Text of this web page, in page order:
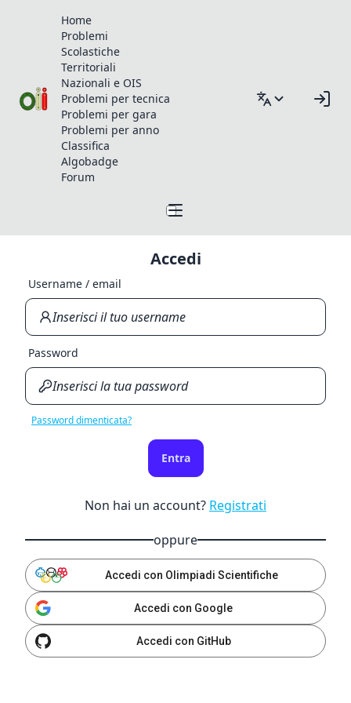
Home
Problemi
Scolastiche
Territoriali
Nazionali e OIS
Problemi per tecnica
Problemi per gara
Problemi per anno
Classifica
Algobadge
Forum
Accedi
Username / email
Password
Password dimenticata?
Entra
Non hai un account? Registrati
oppure
Accedi con Olimpiadi Scientifiche
Accedi con Google
Accedi con GitHub